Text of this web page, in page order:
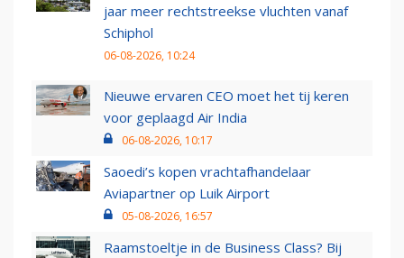
jaar meer rechtstreekse vluchten vanaf
Schiphol
06-08-2026, 10:24
Nieuwe ervaren CEO moet het tij keren
voor geplaagd Air India
06-08-2026, 10:17
Saoedi’s kopen vrachtafhandelaar
Aviapartner op Luik Airport
05-08-2026, 16:57
Raamstoeltje in de Business Class? Bij